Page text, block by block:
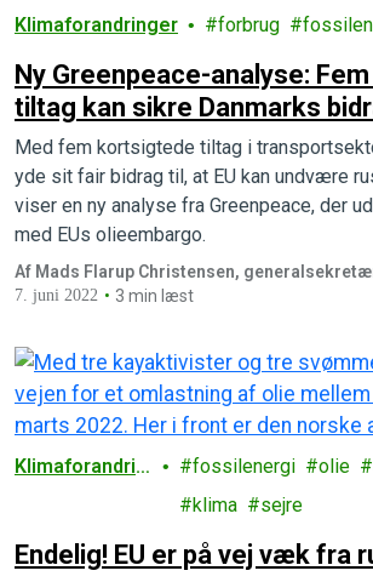
Klimaforandringer forbrug
Ny Greenpeace-analyse:
tiltag kan sikre Danmarks
uden russisk olie
Med fem kortsigtede tiltag i
yde sit fair bidrag til, at EU kan undvære
viser en ny analyse fra Greenpeace, der
med EUs olieembargo.
Af Mads Flarup Christensen,
Norden
7. juni 2022 3 min læst
Klimaforandrin
fossilenergi olie
klima
sejre
Endelig! EU er på vej væk fra